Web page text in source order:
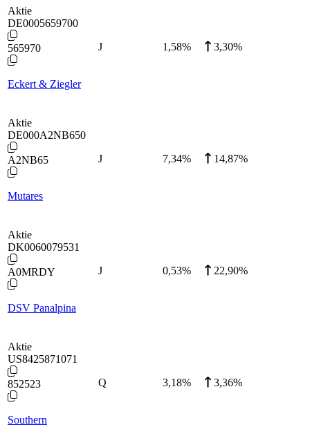
Aktie
DE0005659700
565970
Eckert & Ziegler
J 1,58% 3,30%
Aktie
DE000A2NB650
A2NB65
Mutares
J 7,34% 14,87%
Aktie
DK0060079531
A0MRDY
DSV Panalpina
J 0,53% 22,90%
Aktie
US8425871071
852523
Southern
Q 3,18% 3,36%